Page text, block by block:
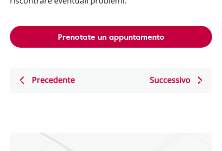
Prenotate un appuntamento
Precedente Successivo